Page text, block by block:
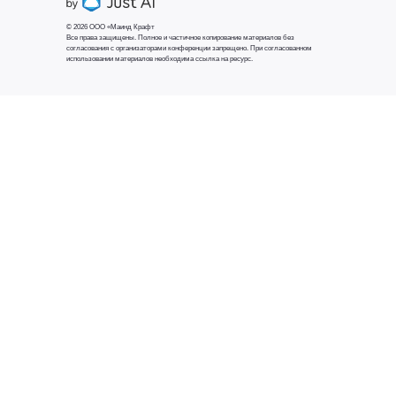
© 2026 ООО «Маинд Крафт
Все права защищены. Полное и частичное копирование материалов без
согласования с организаторами конференции запрещено. При согласованном
использовании материалов необходима ссылка на ресурс.